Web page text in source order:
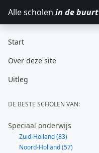
Alle scholen in de buurt
Start
Over deze site
Uitleg
DE BESTE SCHOLEN VAN:
Speciaal onderwijs
Zuid-Holland (83)
Noord-Holland (57)